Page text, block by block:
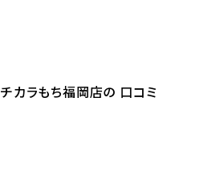
チカラもち福岡店の 口コミ